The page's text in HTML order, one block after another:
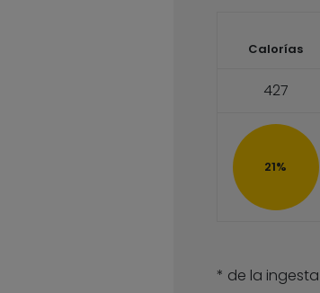
Calorías
427
21%
* de la